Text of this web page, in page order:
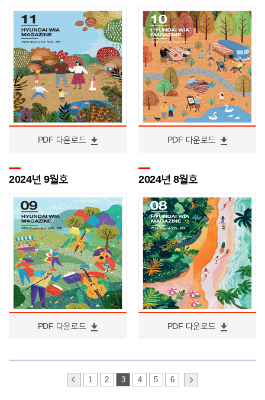
PDF 다운로드 PDF 다운로드
2024년 9월호
PDF 다운로드
2024년 8월호
PDF 다운로드
1 2 3 4 5 6